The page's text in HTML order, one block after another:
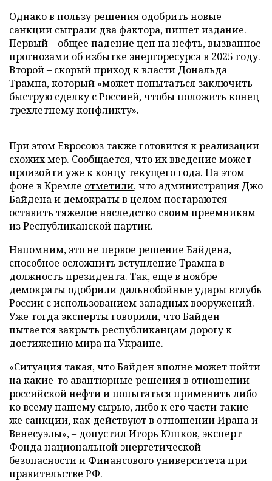
Однако в пользу решения одобрить новые
санкции сыграли два фактора, пишет издание.
Первый – общее падение цен на нефть, вызванное
прогнозами об избытке энергоресурса в 2025 году.
Второй – скорый приход к власти Дональда
Трампа, который «может попытаться заключить
быструю сделку с Россией, чтобы положить конец
трехлетнему конфликту».
При этом Евросоюз также готовится к реализации
схожих мер. Сообщается, что их введение может
произойти уже к концу текущего года. На этом
фоне в Кремле отметили, что администрация Джо
Байдена и демократы в целом постараются
оставить тяжелое наследство своим преемникам
из Республиканской партии.
Напомним, это не первое решение Байдена,
способное осложнить вступление Трампа в
должность президента. Так, еще в ноябре
демократы одобрили дальнобойные удары вглубь
России с использованием западных вооружений.
Уже тогда экспертыговорили, что Байден
пытается закрыть республиканцам дорогу к
достижению мира на Украине.
«Ситуация такая, что Байден вполне может пойти
на какие-то авантюрные решения в отношении
российской нефти и попытаться применить либо
ко всему нашему сырью, либо к его части такие
же санкции, как действуют в отношении Ирана и
Венесуэлы», – допустилИгорь Юшков, эксперт
Фонда национальной энергетической
безопасности и Финансового университета при
правительстве РФ.